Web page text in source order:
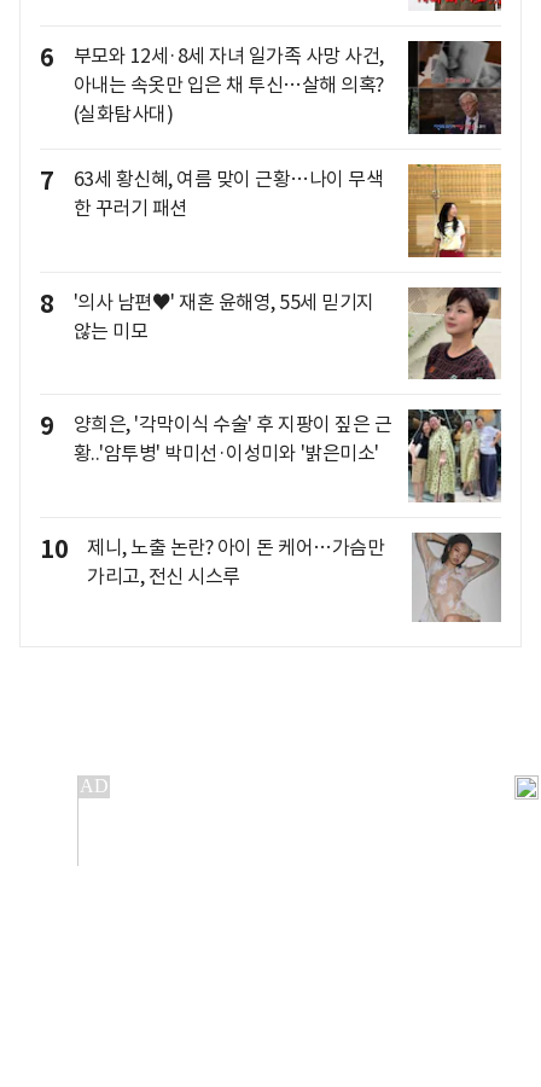
6
부모와 12세·8세 자녀 일가족 사망 사건,
아내는 속옷만 입은 채 투신…살해 의혹?
(실화탐사대)
7
63세 황신혜, 여름 맞이 근황…나이 무색
한 꾸러기 패션
8
'의사 남편♥' 재혼 윤해영, 55세 믿기지
않는 미모
9
양희은, '각막이식 수술' 후 지팡이 짚은 근
황..'암투병' 박미선·이성미와 '밝은미소'
10
제니, 노출 논란? 아이 돈 케어…가슴만
가리고, 전신 시스루